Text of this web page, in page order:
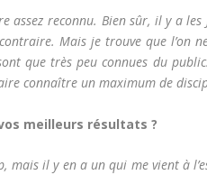
assez reconnu. Bien sûr, il y a
Mais je trouve que l’on
que très peu connues du
connaître un maximum de
meilleurs résultats ?
il y en a un qui me vient à